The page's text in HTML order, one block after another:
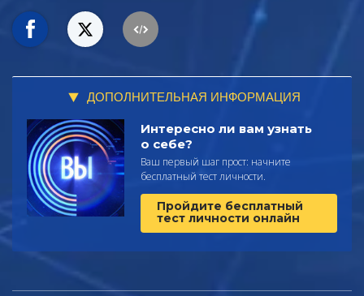
ДОПОЛНИТЕЛЬНАЯ ИНФОРМАЦИЯ
Интересно ли вам узнать
о себе?
Ваш первый шаг прост: начните
бесплатный тест личности.
Пройдите бесплатный
тест личности онлайн